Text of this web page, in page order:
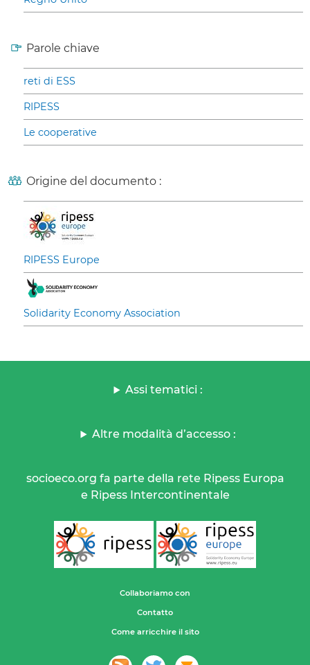
Parole chiave
reti di ESS
RIPESS
Le cooperative
Origine del documento :
RIPESS Europe
Solidarity Economy Association
Assi tematici :
Altre modalità d’accesso :
socioeco.org fa parte della rete Ripess Europa
e Ripess Intercontinentale
Collaboriamo con
Contatto
Come arricchire il sito